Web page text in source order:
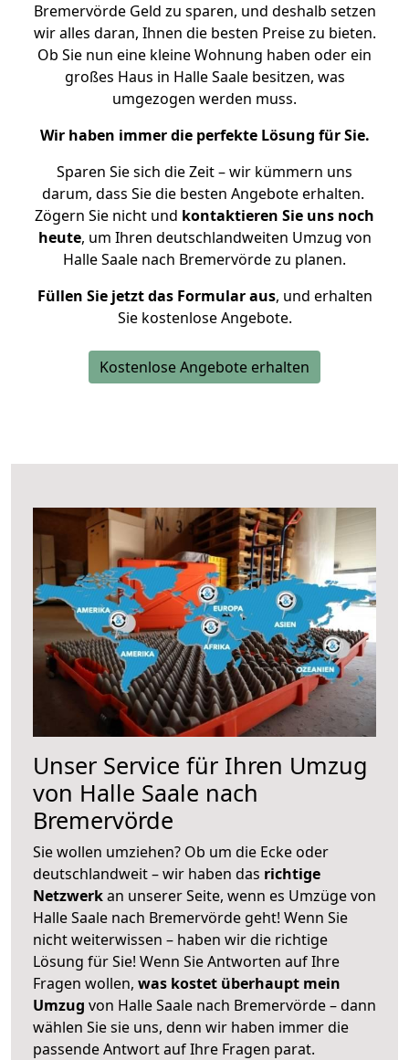
Bremervörde Geld zu sparen, und deshalb setzen
wir alles daran, Ihnen die besten Preise zu bieten.
Ob Sie nun eine kleine Wohnung haben oder ein
großes Haus in Halle Saale besitzen, was
umgezogen werden muss.
Wir haben immer die perfekte Lösung für Sie.
Sparen Sie sich die Zeit – wir kümmern uns
darum, dass Sie die besten Angebote erhalten.
Zögern Sie nicht und kontaktieren Sie uns noch
heute, um Ihren deutschlandweiten Umzug von
Halle Saale nach Bremervörde zu planen.
Füllen Sie jetzt das Formular aus, und erhalten
Sie kostenlose Angebote.
Kostenlose Angebote erhalten
Unser Service für Ihren Umzug
von Halle Saale nach
Bremervörde
Sie wollen umziehen? Ob um die Ecke oder
deutschlandweit – wir haben das richtige
Netzwerkan unserer Seite, wenn es Umzüge von
Halle Saale nach Bremervörde geht! Wenn Sie
nicht weiterwissen – haben wir die richtige
Lösung für Sie! Wenn Sie Antworten auf Ihre
Fragen wollen, was kostet überhaupt mein
Umzug von Halle Saale nach Bremervörde – dann
wählen Sie sie uns, denn wir haben immer die
passende Antwort auf Ihre Fragen parat.